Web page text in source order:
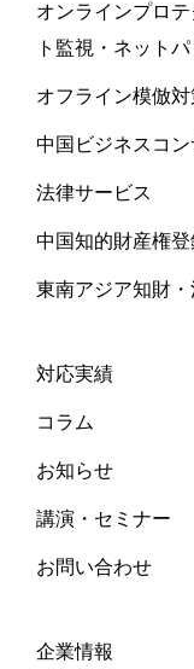
オンライ
ト監視・ネットパ
オフライン模倣対
中国ビジネスコ
法律サービス
中国知的財産権登
東南アジア知財
対応実績
コラム
お知らせ
講演・セミナー
お問い合わせ
企業情報